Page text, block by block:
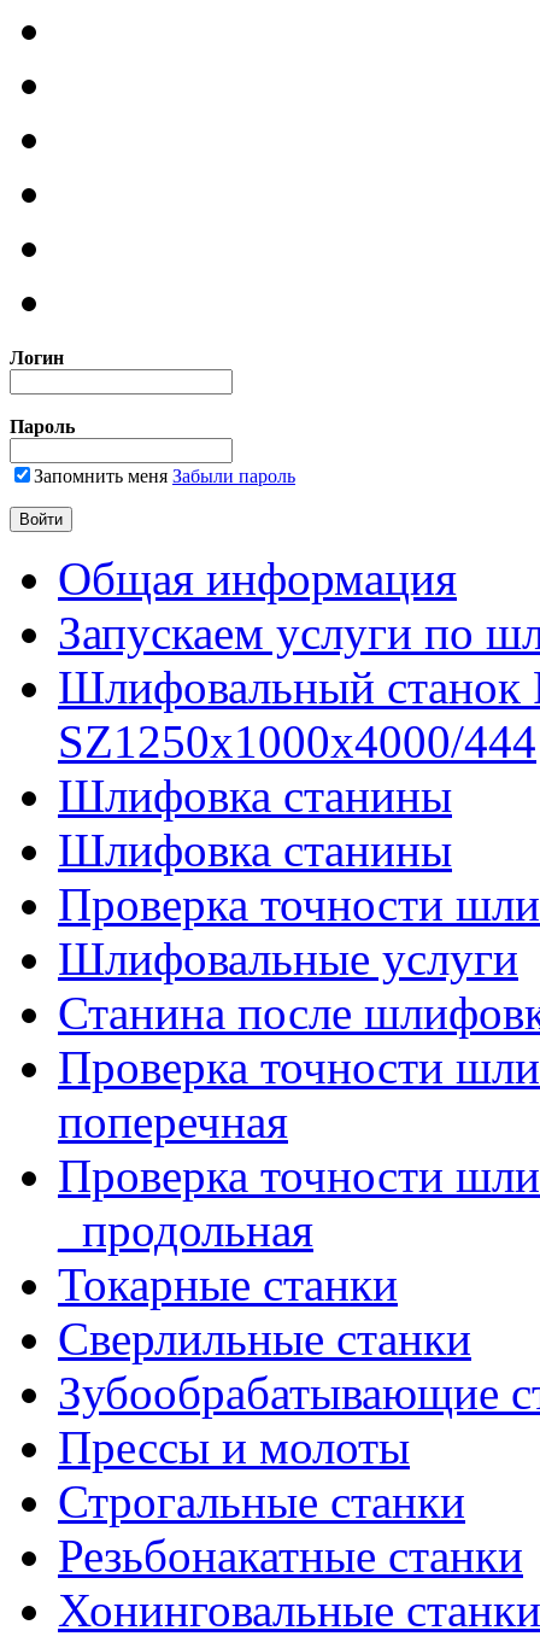
Логин
Пароль
Запомнить меня Забыли пароль
Общая информация
Запускаем услуги по
Шлифовальный
SZ1250x1000x4000/444
Шлифовка станины
Шлифовка станины
Проверка точности
Шлифовальные услуги
Станина после
Проверка точности
поперечная
Проверка точности
_продольная
Токарные станки
Сверлильные станки
Зубообрабатывающие
Прессы и молоты
Строгальные станки
Резьбонакатные станки
Хонинговальные станки